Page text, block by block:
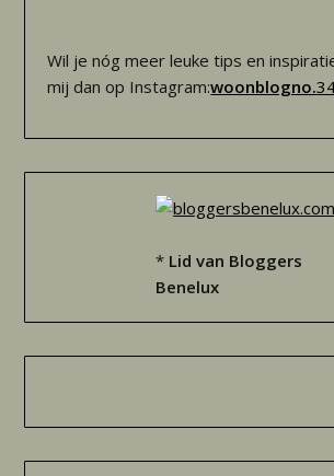
Wil je nóg meer leuke tips en
mij dan op Instagram:woonblogno.
* Lid van Bloggers
Benelux